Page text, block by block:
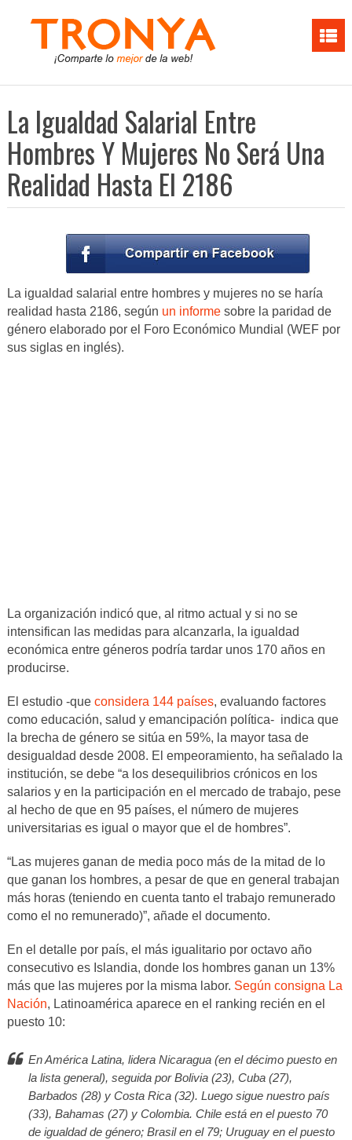
La Igualdad Salarial Entre
Hombres Y Mujeres No Será Una
Realidad Hasta El 2186
La igualdad salarial entre hombres y mujeres no se haría
realidad hasta 2186, según un informesobre la paridad de
género elaborado por el Foro Económico Mundial (WEF por
sus siglas en inglés).
La organización indicó que, al ritmo actual y si no se
intensifican las medidas para alcanzarla, la igualdad
económica entre géneros podría tardar unos 170 años en
producirse.
El estudio -que considera 144 países, evaluando factores
como educación, salud y emancipación política- indica que
la brecha de género se sitúa en 59%, la mayor tasa de
desigualdad desde 2008. El empeoramiento, ha señalado la
institución, se debe “a los desequilibrios crónicos en los
salarios y en la participación en el mercado de trabajo, pese
al hecho de que en 95 países, el número de mujeres
universitarias es igual o mayor que el de hombres”.
“Las mujeres ganan de media poco más de la mitad de lo
que ganan los hombres, a pesar de que en general trabajan
más horas (teniendo en cuenta tanto el trabajo remunerado
como el no remunerado)”, añade el documento.
En el detalle por país, el más igualitario por octavo año
consecutivo es Islandia, donde los hombres ganan un 13%
más que las mujeres por la misma labor. Según consigna La
Nación, Latinoamérica aparece en el ranking recién en el
puesto 10:
En América Latina, lidera Nicaragua (en el décimo puesto en
la lista general), seguida por Bolivia (23), Cuba (27),
Barbados (28) y Costa Rica (32). Luego sigue nuestro país
(33), Bahamas (27) y Colombia. Chile está en el puesto 70
de igualdad de género; Brasil en el 79; Uruguay en el puesto